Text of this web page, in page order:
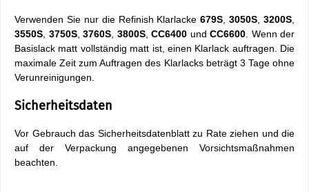
Verwenden Sie nur die Refinish Klarlacke679S ,3050S 3200S
3550S 3750S, 3760S 3800S, CC6400 und CC6600 . Wenn der
Basislack matt vollständig matt ist, einen Klarlack auftragen. Die
maximale Zeit zum Auftragen des Klarlacks beträgt 3 Tage ohne
Verunreinigungen.
Sicherheitsdaten
Vor Gebrauch das Sicherheitsdatenblatt zu Rate ziehen und die
auf der Verpackung angegebenen Vorsichtsmaßnahmen
beachten.